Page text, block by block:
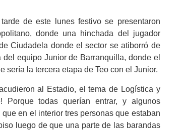
de este lunes festivo se presentaron
donde una hinchada del jugador
Ciudadela donde el sector se atiborró de
equipo Junior de Barranquilla, donde el
sería la tercera etapa de Teo con el Junior.
al Estadio, el tema de Logística y
todas querían entrar, y algunos
en el interior tres personas que estaban
luego de que una parte de las barandas